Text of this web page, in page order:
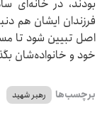
بودند، در خانه‌ای
فرزندان ایشان هم
اصل تبیین شود تا
خود و خانواده‌شان
برچسب‌ها رهبر شهید